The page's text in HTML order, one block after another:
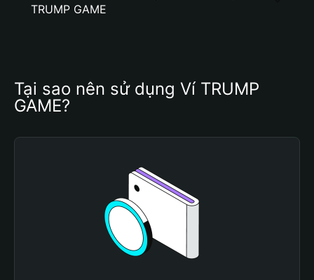
TRUMP GAME
Tại sao nên sử dụng Ví TRUMP
GAME?